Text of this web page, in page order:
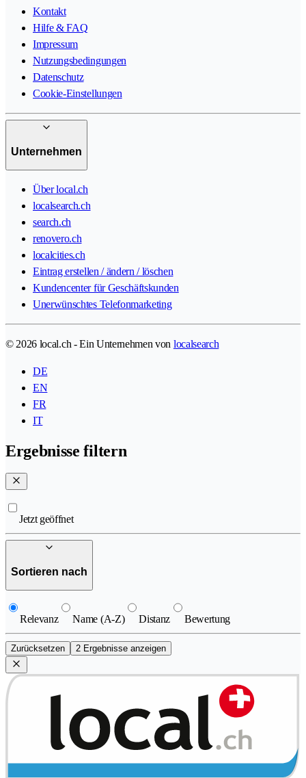
Kontakt
Hilfe & FAQ
Impressum
Nutzungsbedingungen
Datenschutz
Cookie-Einstellungen
Unternehmen
Über local.ch
localsearch.ch
search.ch
renovero.ch
localcities.ch
Eintrag erstellen / ändern / löschen
Kundencenter für Geschäftskunden
Unerwünschtes Telefonmarketing
© 2026 local.ch - Ein Unternehmen von localsearch
DE
EN
FR
IT
Ergebnisse filtern
Jetzt geöffnet
Sortieren nach
Relevanz Name (A-Z) Distanz Bewertung
Zurücksetzen 2 Ergebnisse anzeigen